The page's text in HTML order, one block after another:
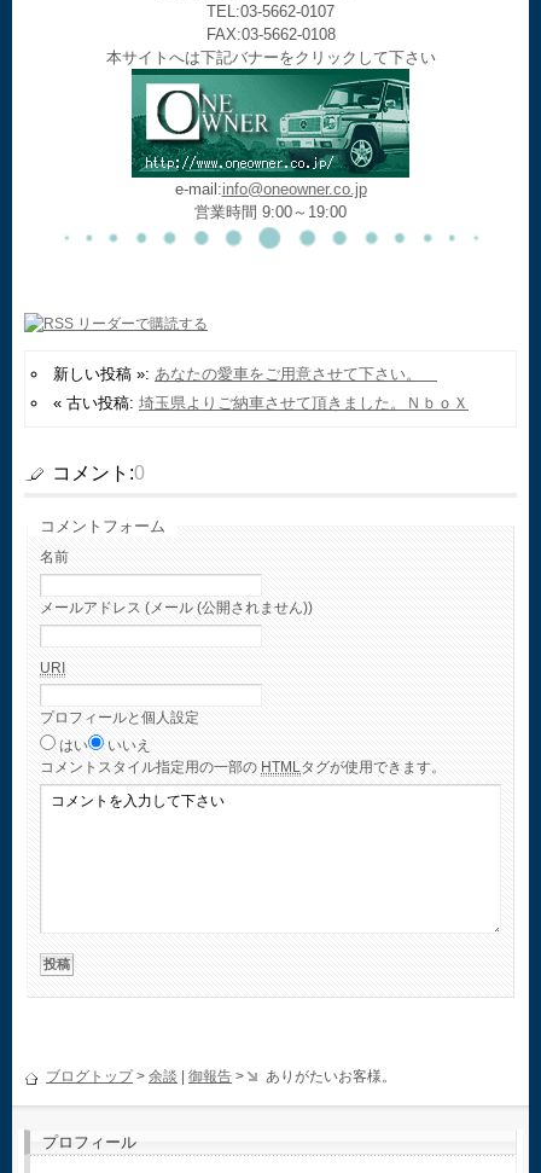
TEL:03-5662-0107
FAX:03-5662-0108
本サイトへは下記バナーをクリックして下さい
e-mail:info@oneowner.co.jp
営業時間 9:00～19:00
新しい投稿 »: あなたの愛車をご用意させて下さい。
« 古い投稿: 埼玉県よりご納車させて頂きました。ＮｂｏＸ
コメント:0
コメントフォーム
名前
メールアドレス (メール (公開されません))
URI
プロフィールと個人設定
はい
いいえ
コメント スタイル指定用の一部の HTMLタグが使用できます。
ブログトップ> 余談 御報告 > ありがたいお客様。
プロフィール